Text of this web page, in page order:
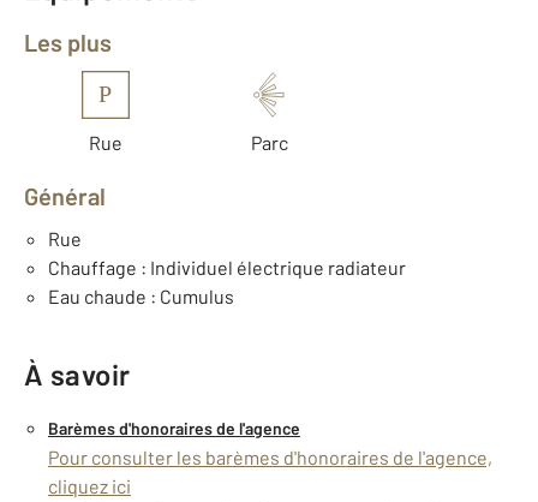
Les plus
P
Rue Parc
Général
Rue
Chauffage : Individuel électrique radiateur
Eau chaude : Cumulus
À savoir
Barèmes d'honoraires de l'agence
Pour consulter les barèmes d'honoraires de l'agence,
cliquez ici